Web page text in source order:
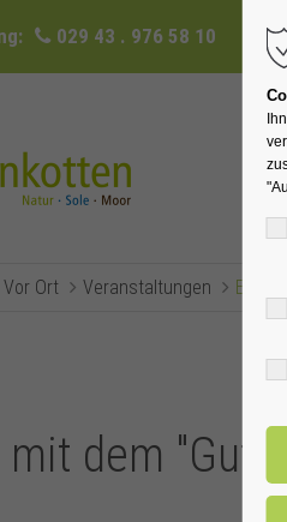
029 43 . 976 58 10
Vor Ort Veranstaltungen
dem "Gute